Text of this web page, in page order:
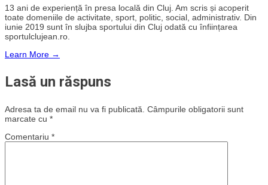
13 ani de experiență în presa locală din Cluj. Am scris și acoperit
toate domeniile de activitate, sport, politic, social, administrativ. Din
iunie 2019 sunt în slujba sportului din Cluj odată cu înființarea
sportulclujean.ro.
Learn More →
Lasă un răspuns
Adresa ta de email nu va fi publicată. Câmpurile obligatorii sunt
marcate cu *
Comentariu *